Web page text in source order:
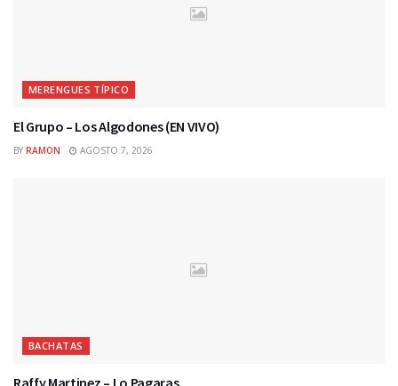
MERENGUES TÍPICO
El Grupo – Los Algodones (EN VIVO)
BY RAMON AGOSTO 7, 2026
BACHATAS
Raffy Martinez – Lo Pagaras